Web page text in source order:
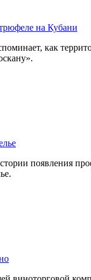
на Кубани
как
появления